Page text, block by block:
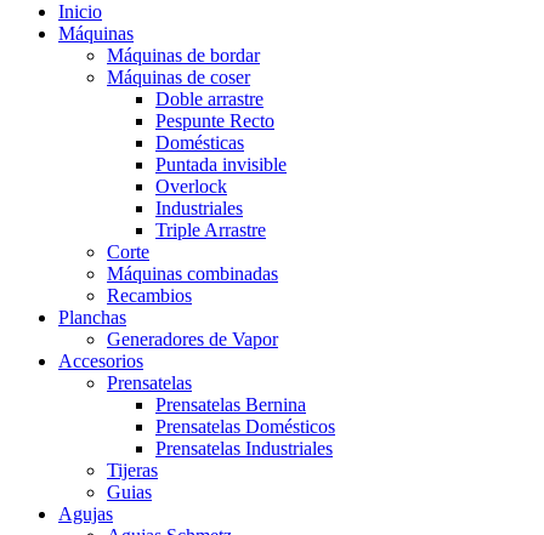
Inicio
Máquinas
Máquinas de bordar
Máquinas de coser
Doble arrastre
Pespunte Recto
Domésticas
Puntada invisible
Overlock
Industriales
Triple Arrastre
Corte
Máquinas combinadas
Recambios
Planchas
Generadores de Vapor
Accesorios
Prensatelas
Prensatelas Bernina
Prensatelas Domésticos
Prensatelas Industriales
Tijeras
Guias
Agujas